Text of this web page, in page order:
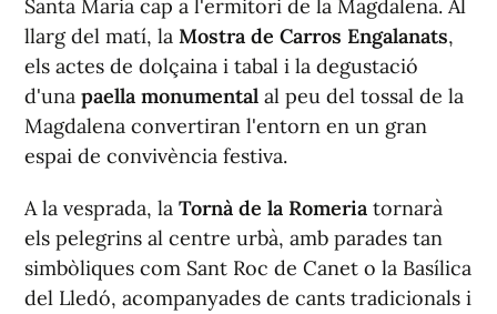
Santa Maria cap a l'ermitori de la Magdalena. Al
llarg del matí, la Mostra de Carros Engalanats,
els actes de dolçaina i tabal i la degustació
d'una paella monumental al peu del tossal de la
Magdalena convertiran l'entorn en un gran
espai de convivència festiva.
A la vesprada, la Tornà de la Romeria tornarà
els pelegrins al centre urbà, amb parades tan
simbòliques com Sant Roc de Canet o la Basílica
del Lledó, acompanyades de cants tradicionals i